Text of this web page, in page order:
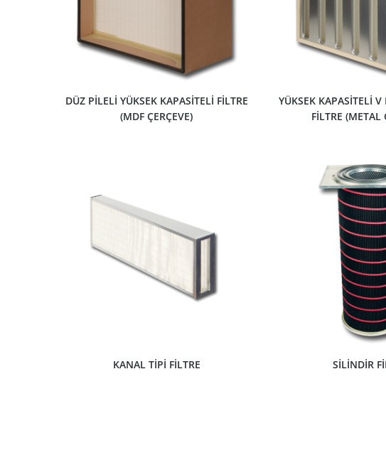
DÜZ PİLELİ YÜKSEK KAPASİTELİ FİLTRE
(MDF ÇERÇEVE)
YÜKSEK KAPASİTELİ
FİLTRE (METAL
ÜRÜNÜ GÖSTER
KANAL TİPİ FİLTRE
ÜRÜNÜ
SİLİNDİR